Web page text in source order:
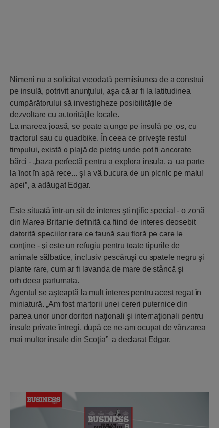
Nimeni nu a solicitat vreodată permisiunea de a construi
pe insulă, potrivit anunţului, aşa că ar fi la latitudinea
cumpărătorului să investigheze posibilităţile de
dezvoltare cu autorităţile locale.
La mareea joasă, se poate ajunge pe insulă pe jos, cu
tractorul sau cu quadbike. În ceea ce priveşte restul
timpului, există o plajă de pietriş unde pot fi ancorate
bărci - „baza perfectă pentru a explora insula, a lua parte
la înot în apă rece... şi a vă bucura de un picnic pe malul
apei”, a adăugat Edgar.
Este situată într-un sit de interes ştiinţific special - o zonă
din Marea Britanie definită ca fiind de interes deosebit
datorită speciilor rare de faună sau floră pe care le
conţine - şi este un refugiu pentru toate tipurile de
animale sălbatice, inclusiv pescăruşi cu spatele negru şi
plante rare, cum ar fi lavanda de mare de stâncă şi
orhideea parfumată.
Agentul se aşteaptă la mult interes pentru acest regat în
miniatură. „Am fost martorii unei cereri puternice din
partea unor unor doritori naţionali şi internaţionali pentru
insule private întregi, după ce ne-am ocupat de vânzarea
mai multor insule din Scoţia”, a declarat Edgar.